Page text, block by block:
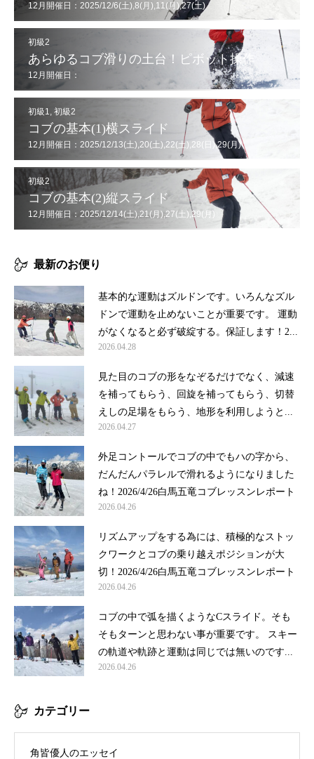
12月開催日：2025/12/6(土),8(月),11(月),27(土)
初級2
あらゆるコブ滑りの土台！ピボット操作
12月開催日：
2025/12/7(日),12(金),20(土),21(日),26(金),29(月),30(火)
初級1, 初級2
コブの基本(1)横スライド
12月開催日：2025/12/13(土),20(土),22(土),28(日),29(月)
初級2
コブの基本(2)縦スライド
12月開催日：2025/12/14(土),21(月),27(土),29(月)
最新のお便り
基本的な運動はズルドンです。いろんなズル
ドンで運動を止めないことが重要です。 運動
がなくなると必ず破綻する。保証します！2...
2026.04.28
見た目のコブの形をなぞるだけでなく、減速
を補ってもらう、回旋を補ってもらう、切替
えしの足場をもらう、地形を利用しようと...
2026.04.27
外足コントールでコブの中でもハの字から、
だんだんパラレルで滑れるようになりました
ね！2026/4/26白馬五竜コブレッスンレポート
2026.04.26
リズムアップをする為には、積極的なストッ
クワークとコブの乗り越えポジションが大
切！2026/4/26白馬五竜コブレッスンレポート
2026.04.26
コブの中で弧を描くようなCスライド。そも
そもターンと思わない事が重要です。 スキー
の軌道や軌跡と運動は同じでは無いのです...
2026.04.26
カテゴリー
角皆優人のエッセイ